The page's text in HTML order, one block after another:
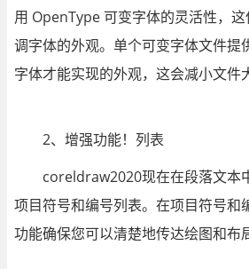
用 OpenType 可变字体的灵活性，
调字体的外观。单个可变字体文件提
字体才能实现的外观，这会减小文件
2、增强功能！列表
coreldraw2020现在在段落文本
项目符号和编号列表。在项目符号和
功能确保您可以清楚地传达绘图和布